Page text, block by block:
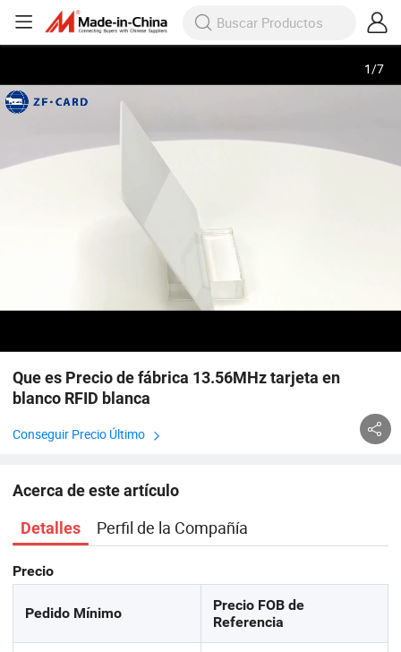
1/7
Que es Precio de fábrica 13.56MHz tarjeta en
blanco RFID blanca
Conseguir Precio Último
Acerca de este artículo
Detalles Perfil de la Compañía
Precio
Pedido Mínimo
Precio FOB de
Referencia